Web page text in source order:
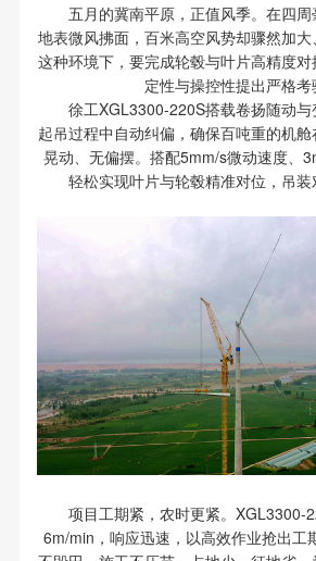
五月的冀南平原，正值风季。在四周
地表微风拂面，百米高空风势却骤然加
这种环境下，要完成轮毂与叶片高精度
定性与操控性提出严格考
徐工XGL3300-220S搭载卷扬随动与
起吊过程中自动纠偏，确保百吨重的机
晃动、无偏摆。搭配5mm/s微动速度、
轻松实现叶片与轮毂精准对位，吊装
项目工期紧，农时更紧。XGL3300-
6m/min，响应迅速，以高效作业抢出工